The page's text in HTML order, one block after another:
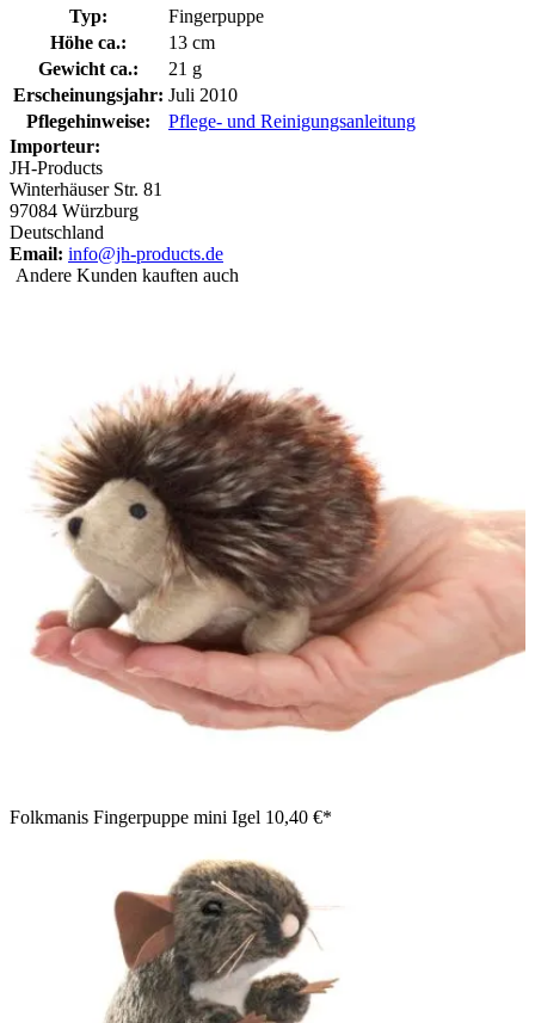
Typ:
Fingerpuppe
Höhe ca.:
13 cm
Gewicht ca.:
21 g
Erscheinungsjahr: Juli 2010
Pflegehinweise:
Pflege- und Reinigungsanleitung
Importeur:
JH-Products
Winterhäuser Str. 81
97084 Würzburg
Deutschland
Email: info@jh-products.de
Andere Kunden kauften auch
Folkmanis Fingerpuppe mini Igel 10,40 €*